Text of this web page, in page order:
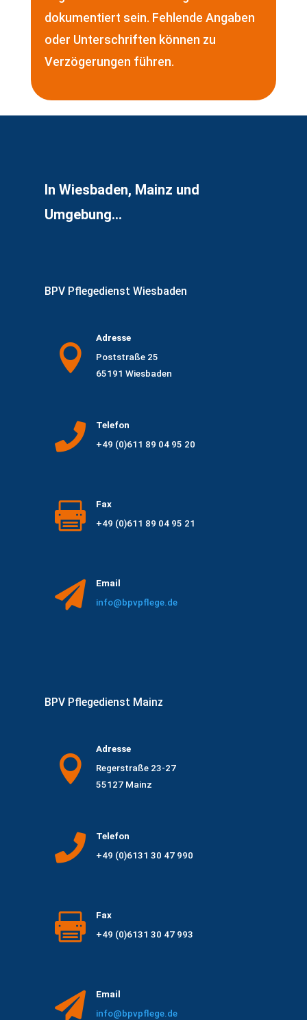
dokumentiert sein. Fehlende Angaben
oder Unterschriften können zu
Verzögerungen führen.
In Wiesbaden, Mainz und
Umgebung...
BPV Pflegedienst Wiesbaden

Adresse
Poststraße 25
65191 Wiesbaden

Telefon
+49 (0)611 89 04 95 20

Fax
+49 (0)611 89 04 95 21

Email
info@bpvpflege.de
BPV Pflegedienst Mainz

Adresse
Regerstraße 23-27
55127 Mainz

Telefon
+49 (0)6131 30 47 990

Fax
+49 (0)6131 30 47 993

Email
info@bpvpflege.de